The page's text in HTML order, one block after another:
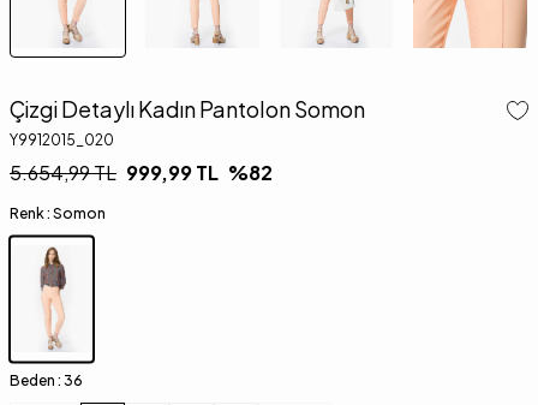
Çizgi Detaylı Kadın Pantolon Somon
Y9912015_020
5.654,99TL 999,99TL %82
Renk : Somon
Beden : 36